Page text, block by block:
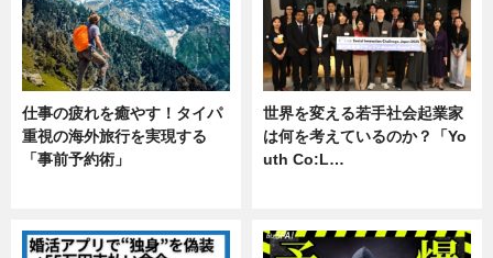
仕事の疲れを癒やす！タイパ
重視の海外旅行を実現する
「事前予約術」
世界を変える若手社会起業家
は何を考えているのか？「Yo
uth Co:L…